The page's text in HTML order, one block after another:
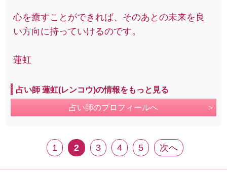
心を癒すことができれば、そのあとの未来を良
い方向に持っていけるのです。
蓮虹
占い師 蓮虹(レンコウ)の情報をもっと見る
占い師のプロフィールへ
1 2 3 4 5 次へ